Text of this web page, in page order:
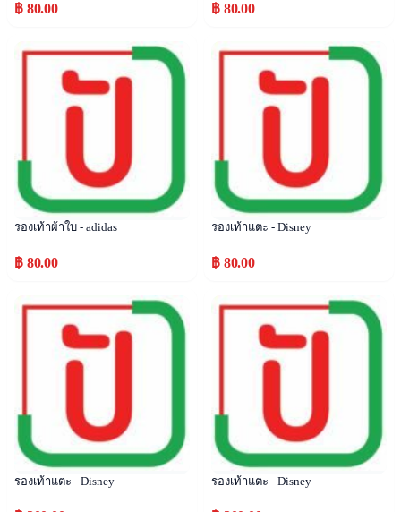
฿ 80.00 ฿ 80.00
Popular
รองเท้าผ้าใบ - adidas
฿ 80.00
Popular
รองเท้าแตะ - Disney
฿ 80.00
Popular
รองเท้าแตะ - Disney
Popular
รองเท้าแตะ - Disney